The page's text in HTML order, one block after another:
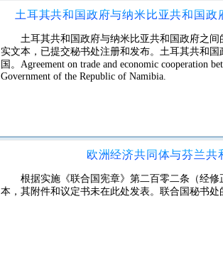
土耳其共和国政府与纳米比亚共和国政
土耳其共和国政府与纳米比亚共和国政府之
实文本，已提交秘书处注册和发布。土耳其共和
国。Agreement on trade and economic cooperation
Government of the Republic of Namibia.
欧洲经济共同体与芬兰共
根据实施《联合国宪章》第二百零二条（经
本，其附件和议定书未在此处发表。联合国秘书处